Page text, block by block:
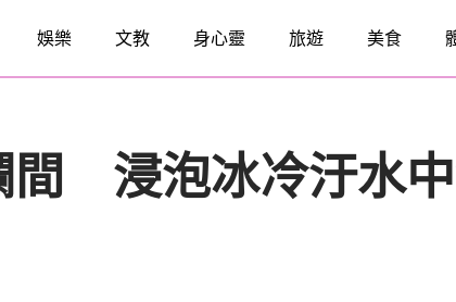
娛樂 文教 身心靈 旅遊 美食
間 浸泡冰冷汙水